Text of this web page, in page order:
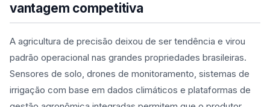
vantagem competitiva
A agricultura de precisão deixou de ser tendência e virou
padrão operacional nas grandes propriedades brasileiras.
Sensores de solo, drones de monitoramento, sistemas de
irrigação com base em dados climáticos e plataformas de